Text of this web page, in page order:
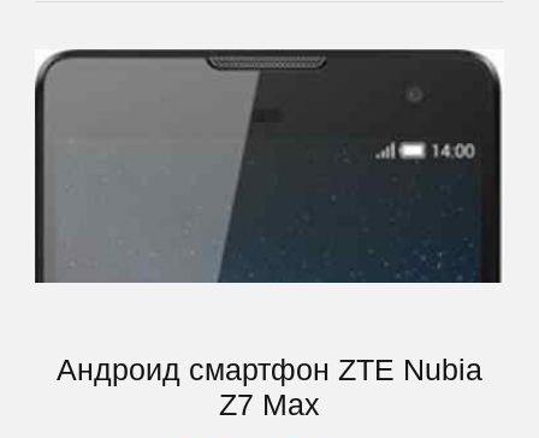
Андроид смартфон ZTE Nubia
Z7 Max
Oinom
Oysters